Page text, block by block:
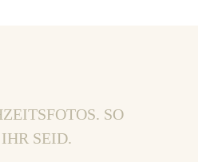
SO
SEID.